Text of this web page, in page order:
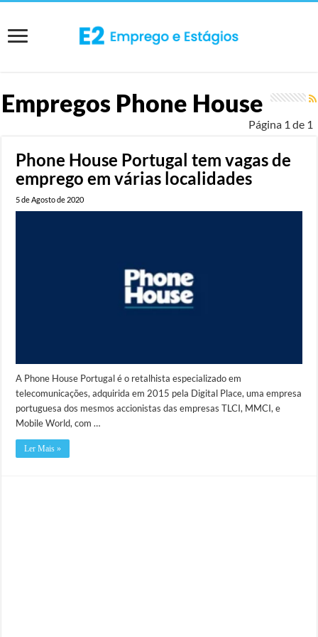
Empregos Phone House
Página 1 de 1
Phone House Portugal tem vagas de
emprego em várias localidades
5 de Agosto de 2020
A Phone House Portugal é o retalhista especializado em
telecomunicações, adquirida em 2015 pela Digital Place, uma empresa
portuguesa dos mesmos accionistas das empresas TLCI, MMCI, e
Mobile World, com …
Ler Mais »